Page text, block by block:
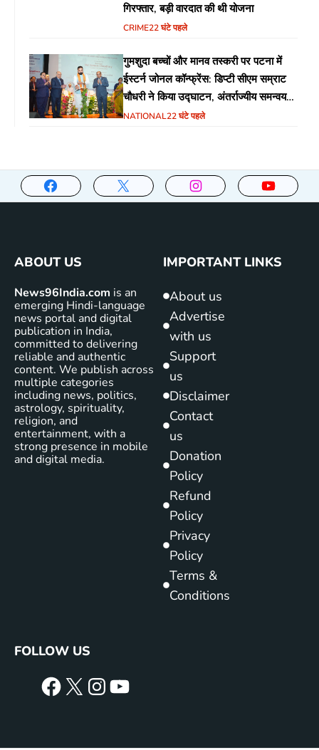
गिरफ्तार, बड़ी वारदात की थी योजना
CRIME22 घंटे पहले
गुमशुदा बच्चों और मानव तस्करी पर पटना में
ईस्टर्न जोनल कॉन्फ्रेंस: डिप्टी सीएम सम्राट
चौधरी ने किया उद्घाटन, अंतर्राज्यीय समन्वय
पर जोर
NATIONAL22 घंटे पहले
ABOUT US
News96India.com is an
emerging Hindi-language
news portal and digital
publication in India,
committed to delivering
reliable and authentic
content. We publish across
multiple categories
including news, politics,
astrology, spirituality,
religion, and
entertainment, with a
strong presence in mobile
and digital media.
IMPORTANT LINKS
About us
Advertise
with us
Support
us
Disclaimer
Contact
us
Donation
Policy
Refund
Policy
Privacy
Policy
Terms &
Conditions
FOLLOW US